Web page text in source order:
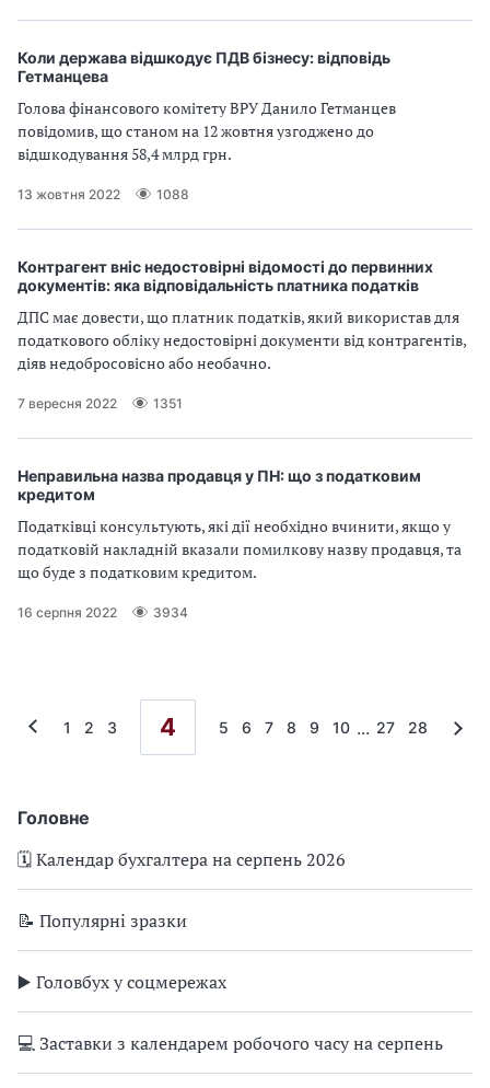
Головне
🗓️ Календар бухгалтера на серпень 2026
📝 Популярні зразки
▶️ Головбух у соцмережах
💻 Заставки з календарем робочого часу на серпень
Коли держава відшкодує ПДВ бізнесу: відповідь
Гетманцева
Голова фінансового комітету ВРУ Данило Гетманцев
повідомив, що станом на 12 жовтня узгоджено до
відшкодування 58,4 млрд грн.
13 жовтня 2022 1088
Контрагент вніс недостовірні відомості до первинних
документів: яка відповідальність платника податків
ДПС має довести, що платник податків, який використав для
податкового обліку недостовірні документи від контрагентів,
діяв недобросовісно або необачно.
7 вересня 2022 1351
Неправильна назва продавця у ПН: що з податковим
кредитом
Податківці консультують, які дії необхідно вчинити, якщо у
податковій накладній вказали помилкову назву продавця, та
що буде з податковим кредитом.
16 серпня 2022 3934
1 2 3 4 5 6 7 8 9 10 ... 27 28